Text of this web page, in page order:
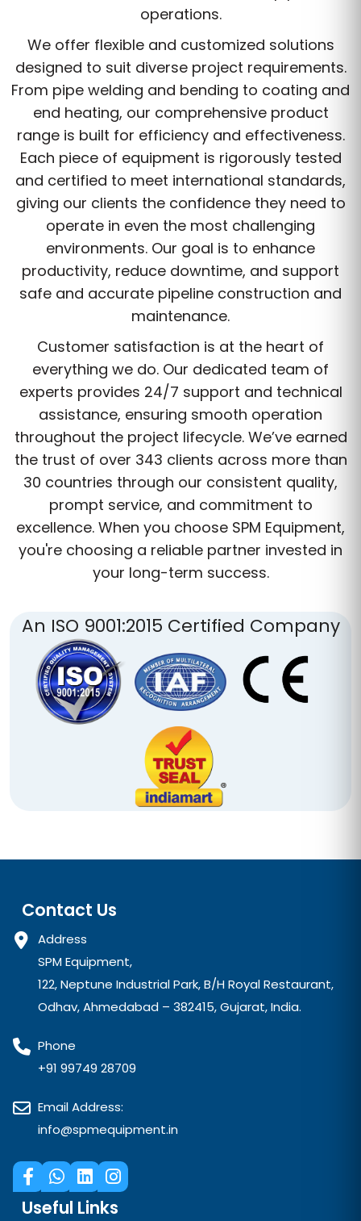
operations.
We offer flexible and customized solutions
designed to suit diverse project requirements.
From pipe welding and bending to coating and
end heating, our comprehensive product
range is built for efficiency and effectiveness.
Each piece of equipment is rigorously tested
and certified to meet international standards,
giving our clients the confidence they need to
operate in even the most challenging
environments. Our goal is to enhance
productivity, reduce downtime, and support
safe and accurate pipeline construction and
maintenance.
Customer satisfaction is at the heart of
everything we do. Our dedicated team of
experts provides 24/7 support and technical
assistance, ensuring smooth operation
throughout the project lifecycle. We’ve earned
the trust of over 343 clients across more than
30 countries through our consistent quality,
prompt service, and commitment to
excellence. When you choose SPM Equipment,
you're choosing a reliable partner invested in
your long-term success.
An ISO 9001:2015 Certified Company
Contact Us
Address
SPM Equipment,
122, Neptune Industrial Park, B/H Royal Restaurant,
Odhav, Ahmedabad – 382415, Gujarat, India.
Phone
+91 99749 28709
Email Address:
info@spmequipment.in
Useful Links